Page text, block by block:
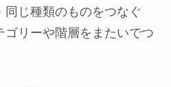
同じ種類のものをつなぐ
ゴリーや階層をまたいでつ